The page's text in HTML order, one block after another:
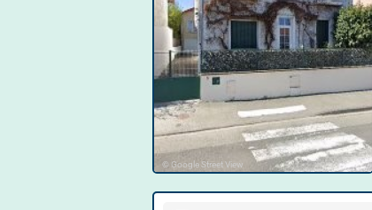
© Google Street View